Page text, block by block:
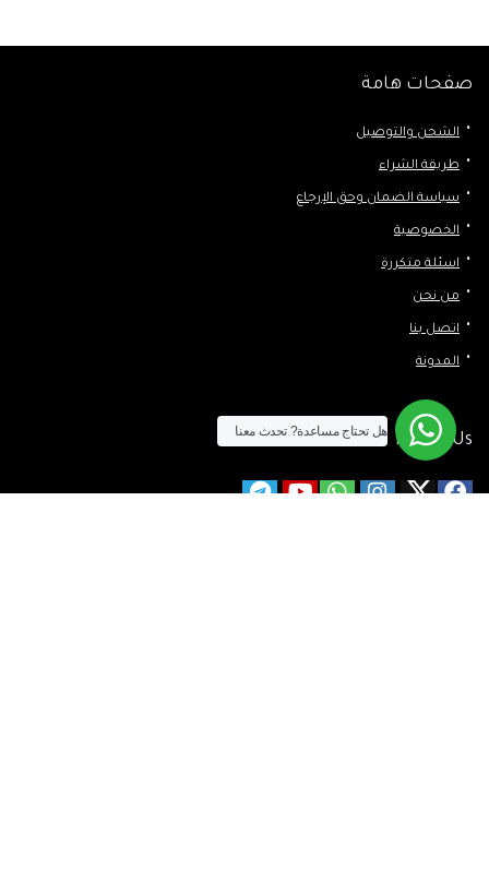
صفحات هامة
الشحن والتوصيل
طريقة الشراء
سياسة الضمان وحق الإرجاع
الخصوصية
اسئلة متكررة
من نحن
اتصل بنا
المدونة
Follow Us
هل تحتاج مساعدة? تحدث معنا